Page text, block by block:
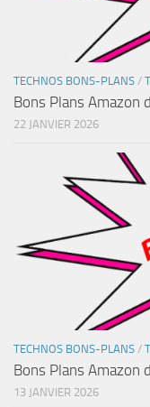
TECHNOS BONS-PLANS /
Bons Plans Amazon
22 JANVIER 2026
TECHNOS BONS-PLANS /
Bons Plans Amazon
13 JANVIER 2026